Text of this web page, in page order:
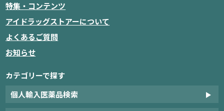
特集・コンテンツ
アイドラッグストアーについて
よくあるご質問
お知らせ
カテゴリーで探す
個人輸入医薬品検索